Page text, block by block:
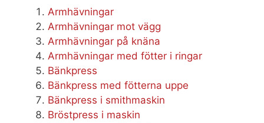
Armhävningar
Armhävningar mot vägg
Armhävningar på knäna
Armhävningar med fötter i ringar
Bänkpress
Bänkpress med fötterna uppe
Bänkpress i smithmaskin
Bröstpress i maskin